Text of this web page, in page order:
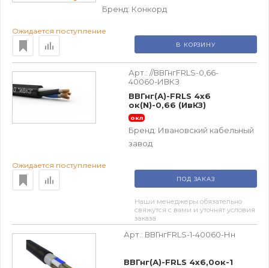
Бренд: Конкорд
Ожидается поступление
В КОРЗИНУ
Арт.: //ВВГнгFRLS-0,66-
40060-ИВКЗ
ВВГнг(А)-FRLS 4х6
ок(N)-0,66 (ИвКЗ)
окл
Бренд: Ивановский кабельный
завод
Ожидается поступление
ПОД ЗАКАЗ
Наши менеджеры обязательно
свяжутся с вами и уточнят условия
заказа
Арт.: ВВГнгFRLS-1-40060-Нн
ВВГнг(А)-FRLS 4х6,0ок-1